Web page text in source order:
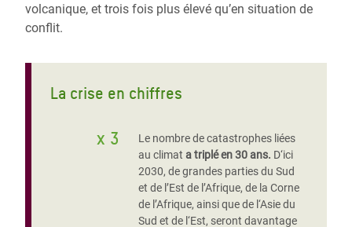
volcanique, et trois fois plus élevé qu’en situation de
conflit.
La crise en chiffres
x 3
Le nombre de catastrophes liées
au climat a triplé en 30 ans. D‘ici
2030, de grandes parties du Sud
et de l’Est de l’Afrique, de la Corne
de l’Afrique, ainsi que de l‘Asie du
Sud et de l‘Est, seront davantage